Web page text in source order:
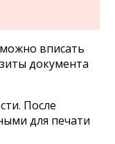
вписать
документа
После
для печати